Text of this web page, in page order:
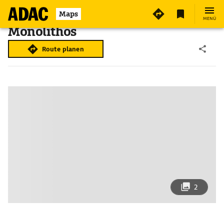
Maps MENÜ
Monólithos
Route planen
2